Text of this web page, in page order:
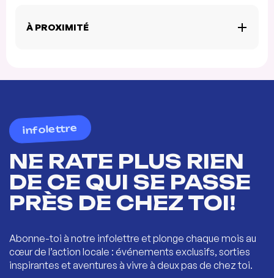
À PROXIMITÉ
infolettre
NE RATE PLUS RIEN
DE CE QUI SE PASSE
PRÈS DE CHEZ TOI!
Abonne-toi à notre infolettre et plonge chaque mois au
cœur de l’action locale : événements exclusifs, sorties
inspirantes et aventures à vivre à deux pas de chez toi.